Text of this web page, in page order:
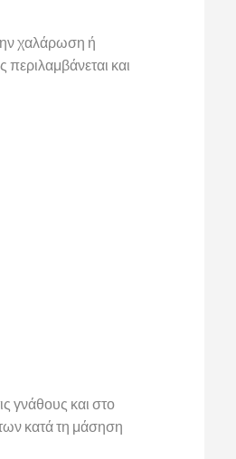
χαλάρωση ή
και
γνάθους και στο
κατά τη μάσηση